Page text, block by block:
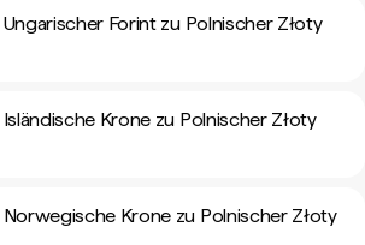
Forint zu Polnischer Złoty
Krone zu Polnischer Złoty
Krone zu Polnischer Złoty